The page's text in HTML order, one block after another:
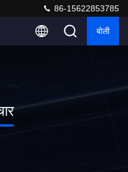
86-15622853785
बोली